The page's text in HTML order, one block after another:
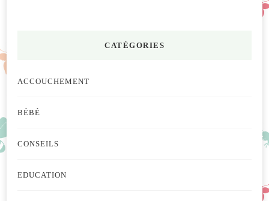
CATÉGORIES
ACCOUCHEMENT
BÉBÉ
CONSEILS
EDUCATION